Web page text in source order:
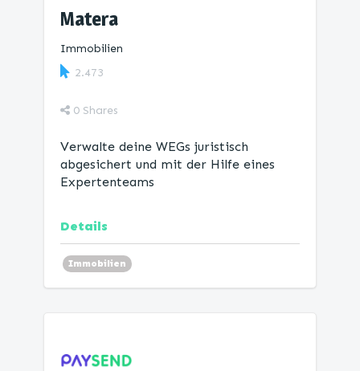
Matera
Immobilien
2.473
0 Shares
Verwalte deine WEGs juristisch
abgesichert und mit der Hilfe eines
Expertenteams
Details
Immobilien